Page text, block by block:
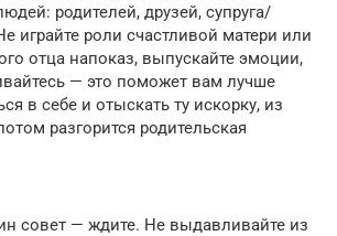
родителей, друзей, супруга/
играйте роли счастливой матери или
отца напоказ, выпускайте эмоции,
— это поможет вам лучше
в себе и отыскать ту искорку, из
разгорится родительская
совет — ждите. Не выдавливайте из